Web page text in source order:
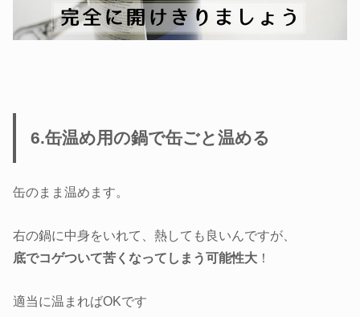
6.缶温め用の鍋で缶ごと温める
缶のまま温めます。
右の鍋に中身をいれて、熱しても良いんですが、
底でコゲついて苦くなってしまう可能性大 ！
適当に温まればOKです